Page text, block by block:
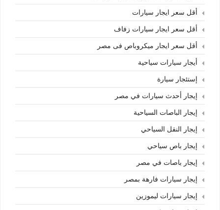
أقل سعر ايجار سيارات
أقل سعر ايجار سيارات زفاف
أقل سعر ايجار ميكروباص فى مصر
أيجار سيارات سياحية
إستئجار سيارة
إيجار أحدث سيارات في مصر
إيجار الباصات السياحية
إيجار النقل السياحي
إيجار باص سياحي
إيجار باصات في مصر
إيجار سيارات فارهة بمصر
إيجار سيارات ليموزين